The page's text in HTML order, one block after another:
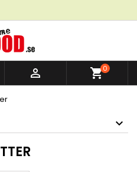
 shopping_cart0
×
×
×
×
att kunna lägga till